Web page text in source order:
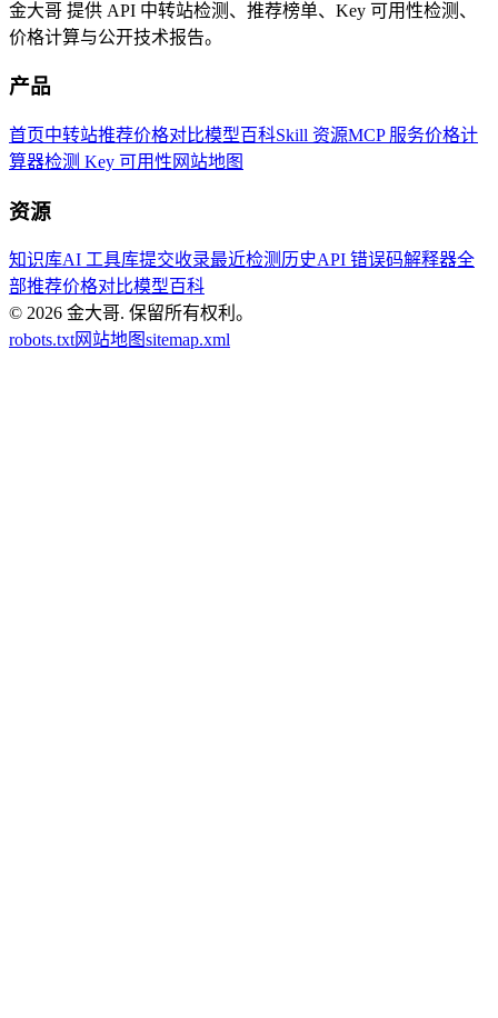
金大哥 提供 API 中转站检测、推荐榜单、Key 可用性检测、
价格计算与公开技术报告。
产品
首页中转站推荐价格对比模型百科Skill 资源MCP 服务价格计
算器检测 Key 可用性 网站地图
资源
知识库AI 工具库提交收录最近检测历史API 错误码解释器全
部推荐价格对比模型百科
© 2026 金大哥. 保留所有权利。
robots.txt网站地图sitemap.xml